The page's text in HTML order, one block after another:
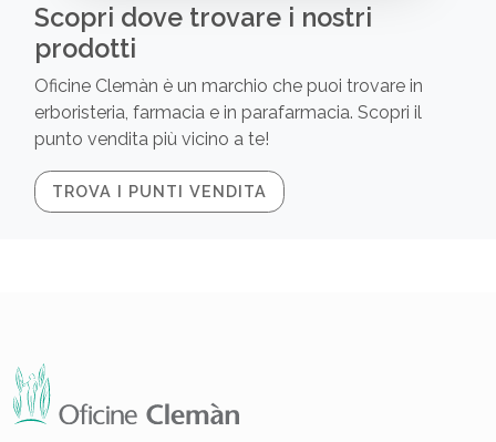
Scopri dove trovare i nostri
prodotti
Oficine Clemàn è un marchio che puoi trovare in
erboristeria, farmacia e in parafarmacia. Scopri il
punto vendita più vicino a te!
TROVA I PUNTI VENDITA